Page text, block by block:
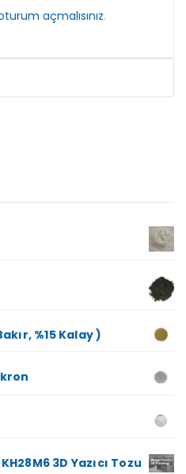
açmalısınız.
%15 Kalay )
3D Yazıcı Tozu